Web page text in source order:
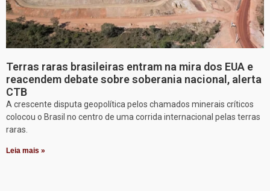
Terras raras brasileiras entram na mira dos EUA e
reacendem debate sobre soberania nacional, alerta
CTB
A crescente disputa geopolítica pelos chamados minerais críticos
colocou o Brasil no centro de uma corrida internacional pelas terras
raras.
Leia mais »